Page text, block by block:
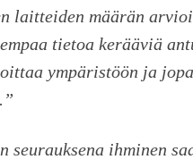
laitteiden määrän
tietoa kerääviä
ympäristöön ja
seurauksena ihminen